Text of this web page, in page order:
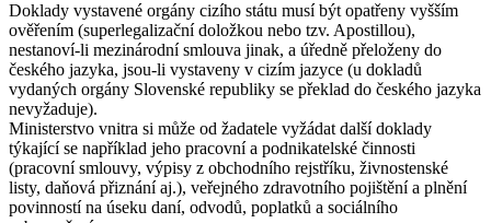
Doklady vystavené orgány cizího státu musí být opatřeny vyšším
ověřením (superlegalizační doložkou nebo tzv. Apostillou),
nestanoví-li mezinárodní smlouva jinak, a úředně přeloženy do
českého jazyka, jsou-li vystaveny v cizím jazyce (u dokladů
vydaných orgány Slovenské republiky se překlad do českého jazyka
nevyžaduje).
Ministerstvo vnitra si může od žadatele vyžádat další doklady
týkající se například jeho pracovní a podnikatelské činnosti
(pracovní smlouvy, výpisy z obchodního rejstříku, živnostenské
listy, daňová přiznání aj.), veřejného zdravotního pojištění a plnění
povinností na úseku daní, odvodů, poplatků a sociálního